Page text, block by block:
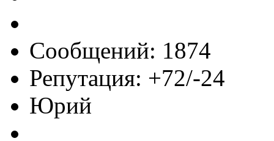
Сообщений: 1874
Репутация: +72/-24
Юрий